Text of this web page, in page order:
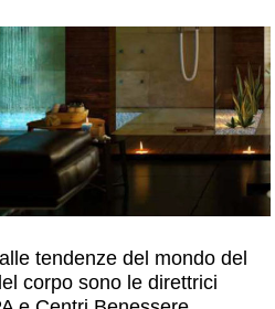
tendenze del mondo del
corpo sono le direttrici